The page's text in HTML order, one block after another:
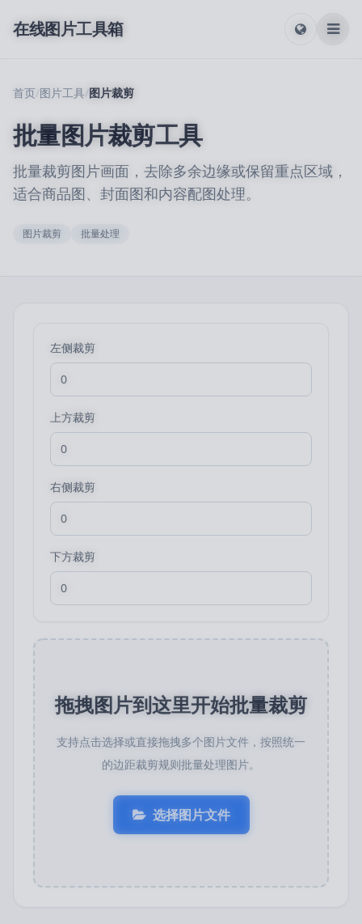
在线图片工具箱
首页/图片工具/图片裁剪
批量图片裁剪工具
批量裁剪图片画面，去除多余边缘或保留重点区域，
适合商品图、封面图和内容配图处理。
图片裁剪 批量处理
左侧裁剪
上方裁剪
右侧裁剪
下方裁剪
拖拽图片到这里开始批量裁剪
支持点击选择或直接拖拽多个图片文件，按照统一
的边距裁剪规则批量处理图片。
选择图片文件